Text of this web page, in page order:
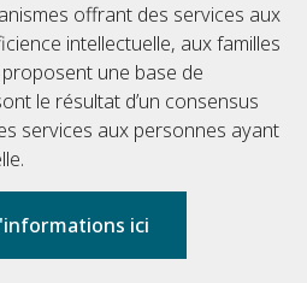
offrant des services aux
intellectuelle, aux familles
une base de
le résultat d’un consensus
services aux personnes ayant
ici